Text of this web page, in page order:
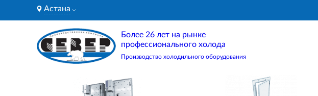
Астана
Более 26 лет на рынке
профессионального холода
Производство холодильного оборудования